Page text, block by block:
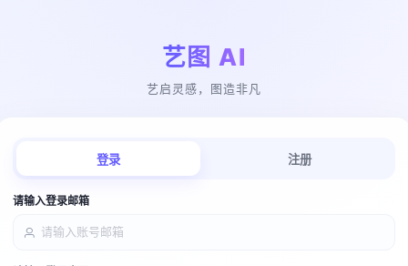
艺图 AI
艺启灵感，图造非凡
登录 注册
请输入登录邮箱